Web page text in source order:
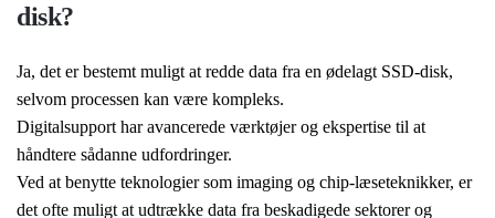
disk?
Ja, det er bestemt muligt at redde data fra en ødelagt SSD-disk,
selvom processen kan være kompleks.
Digitalsupport har avancerede værktøjer og ekspertise til at
håndtere sådanne udfordringer.
Ved at benytte teknologier som imaging og chip-læseteknikker, er
det ofte muligt at udtrække data fra beskadigede sektorer og